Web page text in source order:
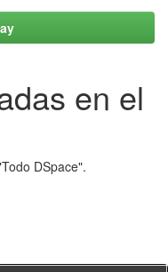
en el
DSpace".